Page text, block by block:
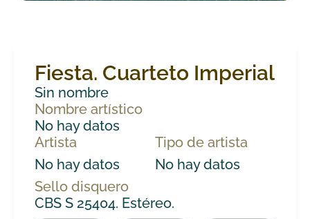
Fiesta. Cuarteto Imperial
Sin nombre
Nombre artístico
No hay datos
Artista
No hay datos
Tipo de artista
No hay datos
Sello disquero
CBS S 25404. Estéreo.